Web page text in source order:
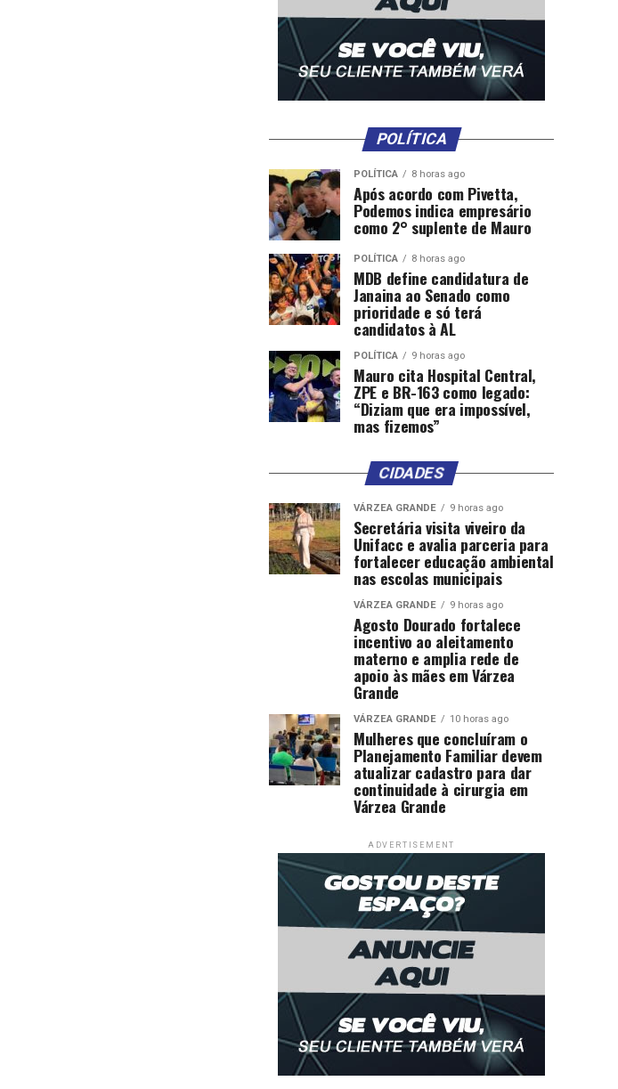
POLÍTICA
POLÍTICA 8 horas ago
Após acordo com Pivetta,
Podemos indica empresário
como 2° suplente de Mauro
POLÍTICA 8 horas ago
MDB define candidatura de
Janaina ao Senado como
prioridade e só terá
candidatos à AL
POLÍTICA 9 horas ago
Mauro cita Hospital Central,
ZPE e BR-163 como legado:
“Diziam que era impossível,
mas fizemos”
CIDADES
VÁRZEA GRANDE 9 horas ago
Secretária visita viveiro da
Unifacc e avalia parceria para
fortalecer educação ambiental
nas escolas municipais
VÁRZEA GRANDE 9 horas ago
Agosto Dourado fortalece
incentivo ao aleitamento
materno e amplia rede de
apoio às mães em Várzea
Grande
VÁRZEA GRANDE 10 horas ago
Mulheres que concluíram o
Planejamento Familiar devem
atualizar cadastro para dar
continuidade à cirurgia em
Várzea Grande
ADVERTISEMENT